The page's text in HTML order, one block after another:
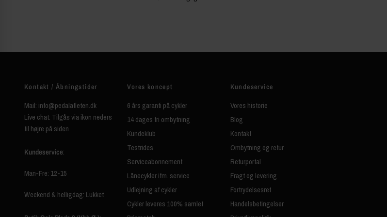
Kontakt / Åbningstider
Mail: info@pedalatleten.dk
Live chat: Tilgås via ikon neders
til højre på siden
Kundeservice:
Man-Fre: 12-15
Weekend & helligdag: Lukket
Vores koncept
6 års garanti på cykler
14 dages fri ombytning
Kundeklub
Testrides
Serviceabonnement
Lånecykler ifm. service
Udlejning af cykler
Cykler leveres 100% samlet
Kundeservice
Vores historie
Blog
Kontakt
Ombytning og retur
Returportal
Fragt og levering
Fortrydelsesret
Handelsbetingelser